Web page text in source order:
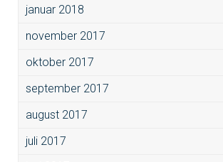
januar 2018
november 2017
oktober 2017
september 2017
august 2017
juli 2017